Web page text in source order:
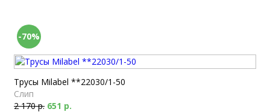
-70%
Трусы Milabel **22030/1-50
Слип
2 170 р. 651 р.